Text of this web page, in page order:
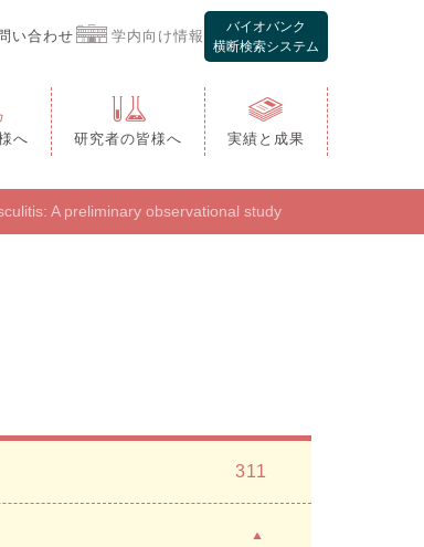
へ
れ
研究者の皆様へ
保管試料情報
よくあるご質問
実績と成果
い合わせ 学内向け情報
バイオバンク
横断検索システム
A preliminary observational study
311